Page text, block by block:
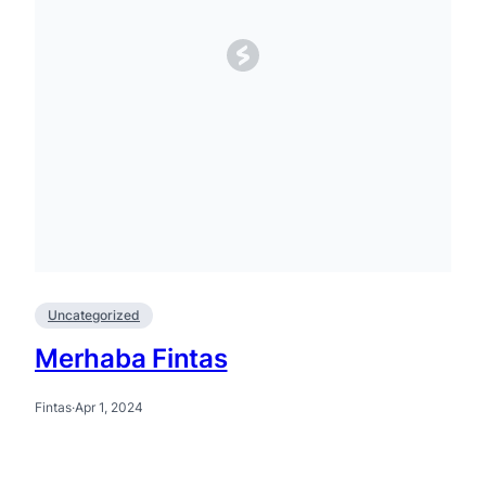
Uncategorized
Merhaba Fintas
Fintas·Apr 1, 2024